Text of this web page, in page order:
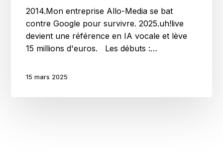
uh!ive
2014.Mon entreprise Allo-Media se bat
contre Google pour survivre. 2025.uh!live
devient une référence en IA vocale et lève
15 millions d'euros. Les débuts :…
15 mars 2025